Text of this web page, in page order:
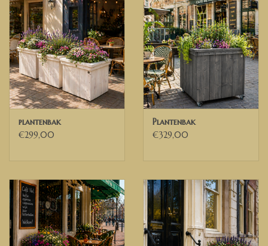
plantenbak
€299,00
Plantenbak
€329,00